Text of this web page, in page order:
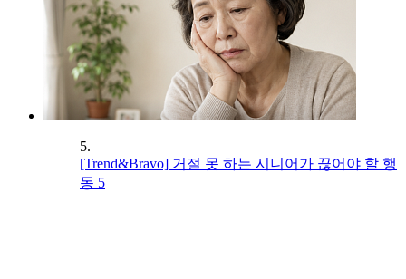
5.
[Trend&Bravo] 거절 못 하는 시니어가 끊어야 할 행
동 5